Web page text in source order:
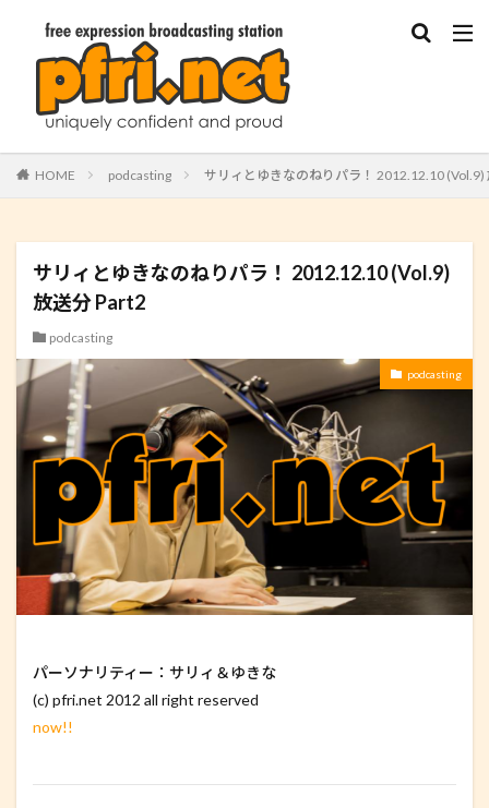
HOME podcasting サリィとゆきなのねりパラ！ 2012.12.10 (Vol.9)
サリィとゆきなのねりパラ！ 2012.12.10 (Vol.9)
放送分 Part2
podcasting
podcasting
パーソナリティー：サリィ＆ゆきな
(c) pfri.net 2012 all right reserved
now!!